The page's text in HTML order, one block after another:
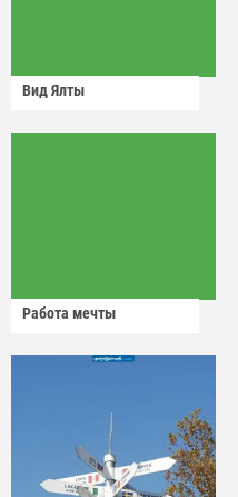
Вид Ялты
Работа мечты